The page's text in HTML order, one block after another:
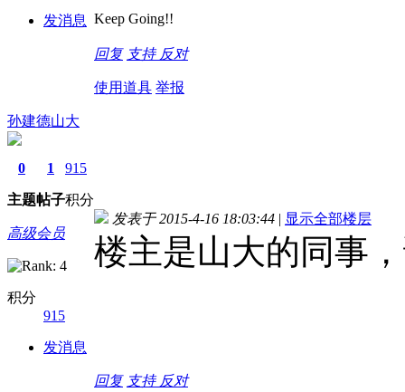
发消息 Keep Going!!
回复 支持 反对
使用道具 举报
孙建德山大
0
主题
1
帖子
915
积分
高级会员
积分
915
发消息
发表于 2015-4-16 18:03:44 | 显示全部楼层
楼主是山大的同事
回复 支持 反对